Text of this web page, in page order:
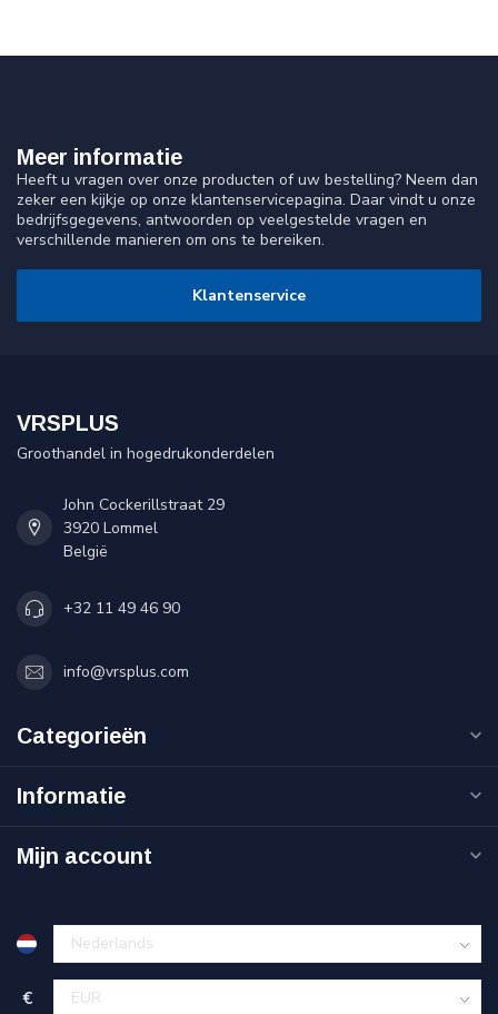
Meer informatie
Heeft u vragen over onze producten of uw bestelling? Neem dan
zeker een kijkje op onze klantenservicepagina. Daar vindt u onze
bedrijfsgegevens, antwoorden op veelgestelde vragen en
verschillende manieren om ons te bereiken.
Klantenservice
VRSPLUS
Groothandel in hogedrukonderdelen
John Cockerillstraat 29
3920 Lommel
België
+32 11 49 46 90
info@vrsplus.com
Categorieën
Informatie
Mijn account
€